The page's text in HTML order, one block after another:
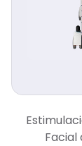
Facial